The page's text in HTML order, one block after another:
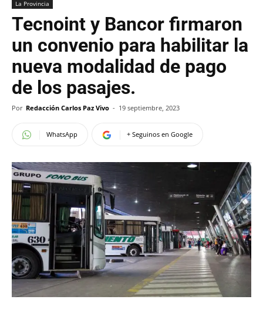
La Provincia
Tecnoint y Bancor firmaron
un convenio para habilitar la
nueva modalidad de pago
de los pasajes.
Por Redacción Carlos Paz Vivo - 19 septiembre, 2023
WhatsApp + Seguinos en Google